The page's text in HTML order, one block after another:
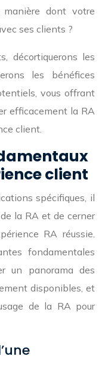
manière dont votre
ses clients ?
décortiquerons les
les bénéfices
vous offrant
efficacement la RA
client.
client
spécifiques, il
la RA et de cerner
RA réussie.
fondamentales
un panorama des
disponibles, et
de la RA pour